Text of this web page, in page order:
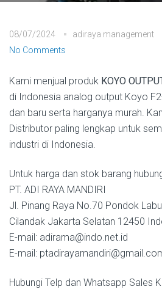
08/07/2024
adiraya management
No Comments
Kami menjual produk KOYO
di Indonesia analog output Koyo
dan baru serta harganya murah.
Distributor paling lengkap untuk
industri di Indonesia.
Untuk harga dan stok barang
PT. ADI RAYA MANDIRI
Jl. Pinang Raya No.70 Pondok Labu
Cilandak Jakarta Selatan 12450
E-mail: adirama@indo.net.id
E-mail:
Hubungi Telp dan Whatsapp Sales